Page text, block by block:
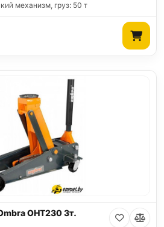
механизм, груз: 50 т
OHT230 3т.